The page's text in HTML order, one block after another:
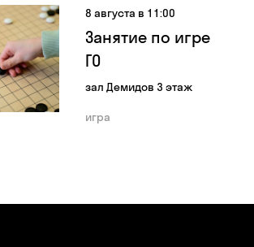
8 августа в 11:00
Занятие по игре
ГО
зал Демидов 3 этаж
игра